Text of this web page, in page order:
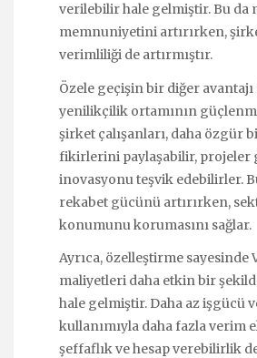
verilebilir hale gelmiştir. Bu da
memnuniyetini artırırken,
verimliliği de artırmıştır.
Özele geçişin bir diğer
yenilikçilik ortamının
şirket çalışanları, daha özgür
fikirlerini paylaşabilir, projeler
inovasyonu teşvik edebilirler.
rekabet gücünü artırırken,
konumunu korumasını sağlar.
Ayrıca, özelleştirme sayesinde
maliyetleri daha etkin bir
hale gelmiştir. Daha az işgücü
kullanımıyla daha fazla verim
şeffaflık ve hesap verebilirlik